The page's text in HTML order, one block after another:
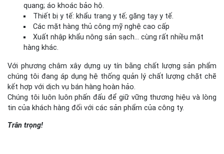
quang; áo khoác bảo hộ.
Thiết bị y tế: khẩu trang y tế; găng tay y tế.
Các mặt hàng thủ công mỹ nghệ cao cấp
Xuất nhập khẩu nông sản sạch… cùng rất nhiều mặt
hàng khác.
Với phương châm xây dựng uy tín bằng chất lượng sản phẩm
chúng tôi đang áp dụng hệ thống quản lý chất lượng chặt chẽ
kết hợp với dịch vụ bán hàng hoàn hảo.
Chúng tôi luôn luôn phấn đấu để giữ vững thương hiệu và lòng
tin của khách hàng đối với các sản phẩm của công ty.
Trân trọng!